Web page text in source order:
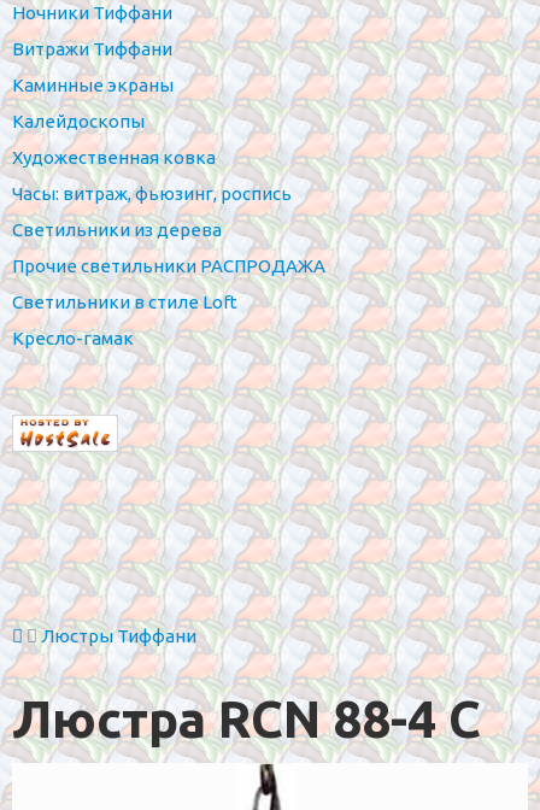
Ночники Тиффани
Витражи Тиффани
Каминные экраны
Калейдоскопы
Художественная ковка
Часы: витраж, фьюзинг, роспись
Светильники из дерева
Прочие светильники РАСПРОДАЖА
Светильники в стиле Loft
Кресло-гамак
Люстры Тиффани
Люстра RCN 88-4 С